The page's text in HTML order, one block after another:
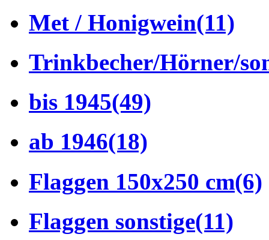
Met / Honigwein(11)
Trinkbecher/Hörner/
bis 1945(49)
ab 1946(18)
Flaggen 150x250 cm(6)
Flaggen sonstige(11)